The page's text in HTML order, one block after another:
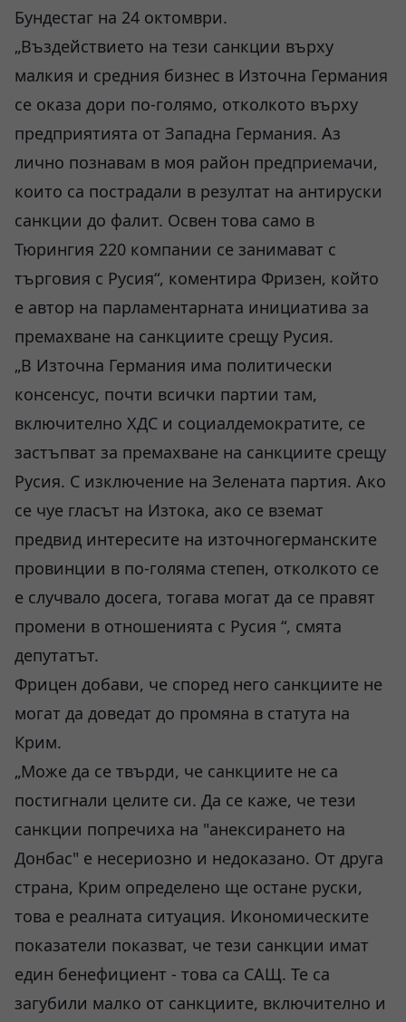
Бундестаг на 24 октомври.
„Въздействието на тези санкции върху
малкия и средния бизнес в Източна Германия
се оказа дори по-голямо, отколкото върху
предприятията от Западна Германия. Аз
лично познавам в моя район предприемачи,
които са пострадали в резултат на антируски
санкции до фалит. Освен това само в
Тюрингия 220 компании се занимават с
търговия с Русия“, коментира Фризен, който
е автор на парламентарната инициатива за
премахване на санкциите срещу Русия.
„В Източна Германия има политически
консенсус, почти всички партии там,
включително ХДС и социалдемократите, се
застъпват за премахване на санкциите срещу
Русия. С изключение на Зелената партия. Ако
се чуе гласът на Изтока, ако се вземат
предвид интересите на източногерманските
провинции в по-голяма степен, отколкото се
е случвало досега, тогава могат да се правят
промени в отношенията с Русия “, смята
депутатът.
Фрицен добави, че според него санкциите не
могат да доведат до промяна в статута на
Крим.
„Може да се твърди, че санкциите не са
постигнали целите си. Да се каже, че тези
санкции попречиха на "анексирането на
Донбас" е несериозно и недоказано. От друга
страна, Крим определено ще остане руски,
това е реалната ситуация. Икономическите
показатели показват, че тези санкции имат
един бенефициент - това са САЩ. Те са
загубили малко от санкциите, включително и